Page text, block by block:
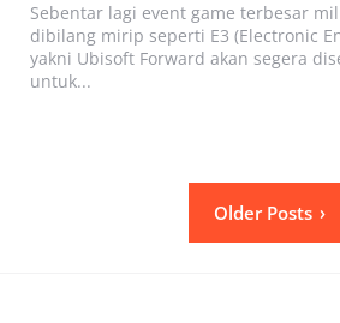
Sebentar lagi event game terbesar
dibilang mirip seperti E3 (Electronic
yakni Ubisoft Forward akan segera
untuk...
Older Posts